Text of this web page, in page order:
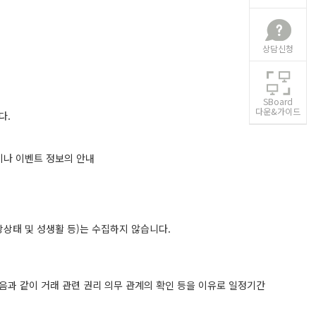
상담신청
SBoard
다운&가이드
.
이벤트 정보의 안내
태 및 성생활 등)는 수집하지 않습니다.
같이 거래 관련 권리 의무 관계의 확인 등을 이유로 일정기간